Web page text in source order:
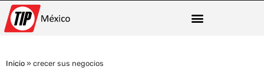
Inicio » crecer sus negocios